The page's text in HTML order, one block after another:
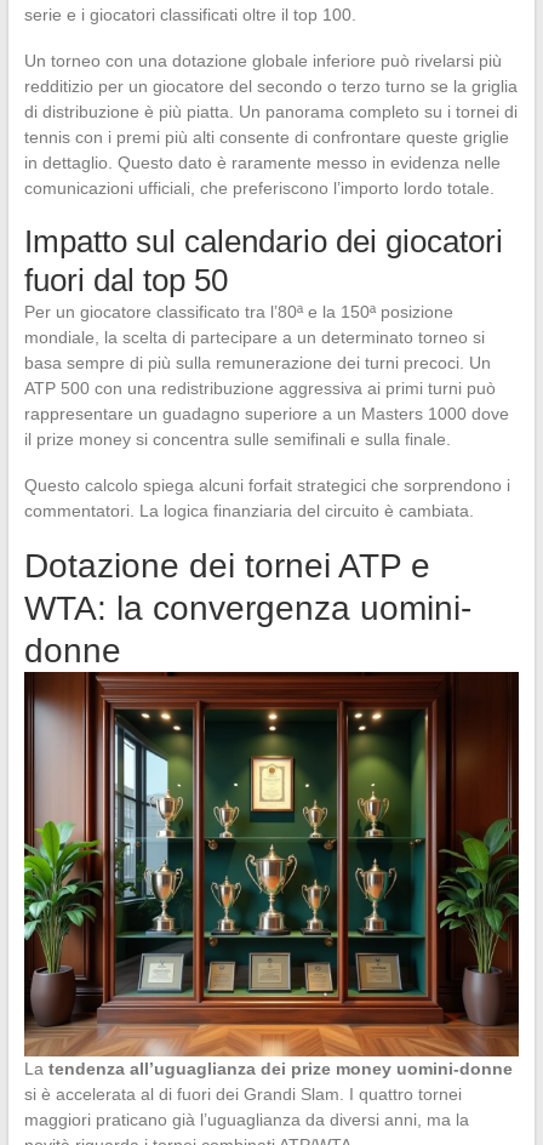
serie e i giocatori classificati oltre il top 100.
Un torneo con una dotazione globale inferiore può rivelarsi più
redditizio per un giocatore del secondo o terzo turno se la griglia
di distribuzione è più piatta. Un panorama completo su i tornei di
tennis con i premi più alti consente di confrontare queste griglie
in dettaglio. Questo dato è raramente messo in evidenza nelle
comunicazioni ufficiali, che preferiscono l’importo lordo totale.
Impatto sul calendario dei giocatori
fuori dal top 50
Per un giocatore classificato tra l’80ª e la 150ª posizione
mondiale, la scelta di partecipare a un determinato torneo si
basa sempre di più sulla remunerazione dei turni precoci. Un
ATP 500 con una redistribuzione aggressiva ai primi turni può
rappresentare un guadagno superiore a un Masters 1000 dove
il prize money si concentra sulle semifinali e sulla finale.
Questo calcolo spiega alcuni forfait strategici che sorprendono i
commentatori. La logica finanziaria del circuito è cambiata.
Dotazione dei tornei ATP e
WTA: la convergenza uomini-
donne
La tendenza all’uguaglianza dei prize money uomini-donne
si è accelerata al di fuori dei Grandi Slam. I quattro tornei
maggiori praticano già l’uguaglianza da diversi anni, ma la